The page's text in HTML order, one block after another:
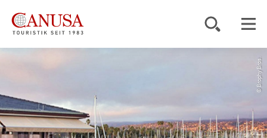
Reisearten
Inspiration
© Brophy Bros.